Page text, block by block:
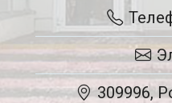
309996,